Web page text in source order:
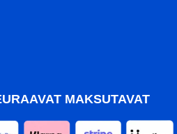
MAKSUTAVAT